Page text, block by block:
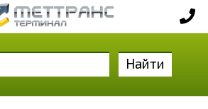
Найти